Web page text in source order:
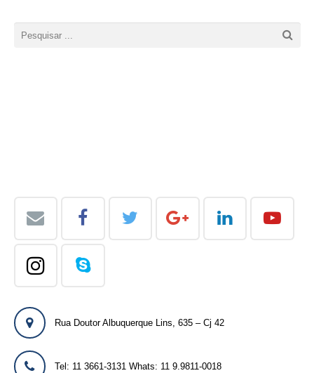
Rua Doutor Albuquerque Lins, 635 – Cj 42
Tel: 11 3661-3131 Whats: 11 9.9811-0018